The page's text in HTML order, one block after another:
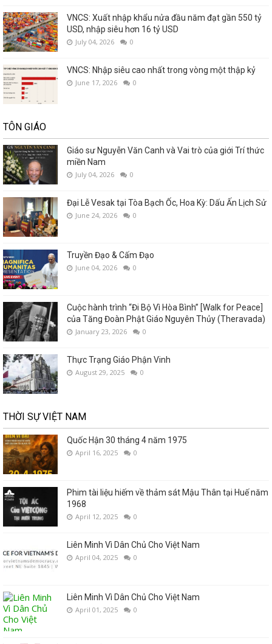
VNCS: Xuất nhập khẩu nửa đầu năm đạt gần 550 tỷ
USD, nhập siêu hơn 16 tỷ USD
July 04, 2026 0
VNCS: Nhập siêu cao nhất trong vòng một thập kỷ
June 17, 2026 0
TÔN GIÁO
Giáo sư Nguyễn Văn Canh và Vai trò của giới Trí thức
miền Nam
July 04, 2026 0
Đại Lễ Vesak tại Tòa Bạch Ốc, Hoa Kỳ: Dấu Ấn Lịch Sử
June 24, 2026 0
Truyền Đạo & Cấm Đạo
June 04, 2026 0
Cuộc hành trình “Đi Bộ Vì Hòa Bình” [Walk for Peace]
của Tăng Đoàn Phật Giáo Nguyên Thủy (Theravada)
January 23, 2026 0
Thực Trạng Giáo Phận Vinh
August 29, 2025 0
THỜI SỰ VIỆT NAM
Quốc Hận 30 tháng 4 năm 1975
April 16, 2025 0
Phim tài liệu hiếm về thảm sát Mậu Thân tại Huế năm
1968
April 12, 2025 0
Liên Minh Vì Dân Chủ Cho Việt Nam
April 04, 2025 0
Liên Minh Vì Dân Chủ Cho Việt Nam
April 01, 2025 0